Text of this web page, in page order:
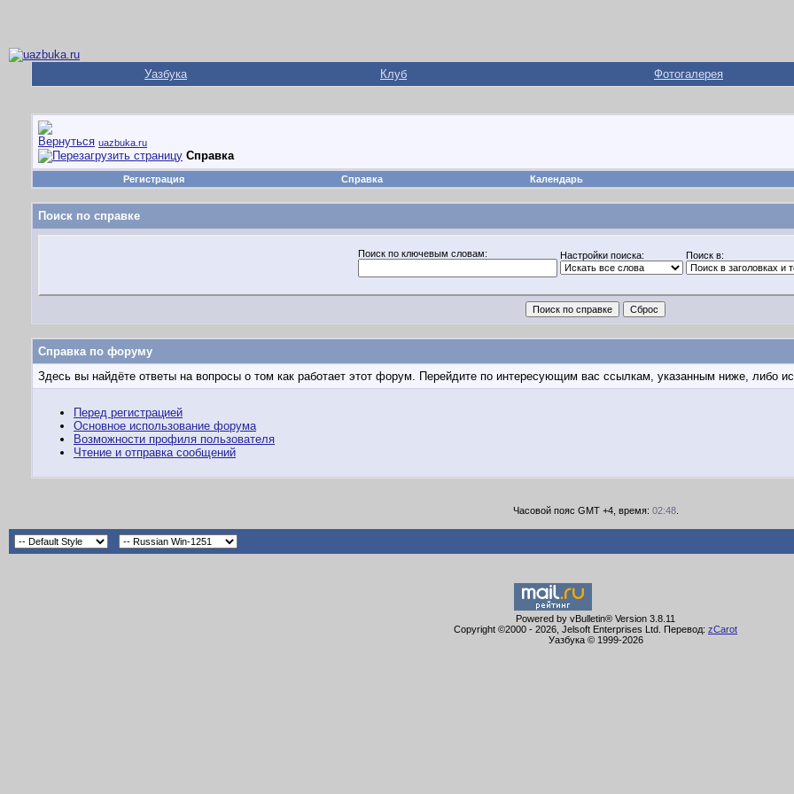
Уазбука Клуб Фотогалерея
uazbuka.ru
Справка
Регистрация Справка Календарь
Поиск по справке
Поиск по ключевым словам: Настройки поиска: Поиск в:
Справка по форуму
Здесь вы найдёте ответы на вопросы о том как работает этот форум. Перейдите по интересующим вас ссылкам, указанным ниже, либо
Перед регистрацией
Основное использование форума
Возможности профиля пользователя
Чтение и отправка сообщений
Часовой пояс GMT +4, время: 02:48.
Powered by vBulletin® Version 3.8.11
Copyright ©2000 - 2026, Jelsoft Enterprises Ltd. Перевод: zCarot
Уазбука © 1999-2026